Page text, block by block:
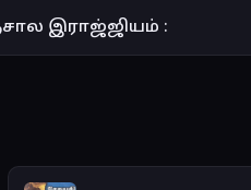
இராஜ்ஜியம் :